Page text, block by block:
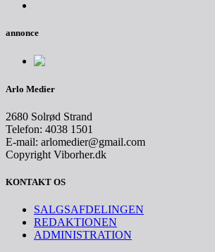
annonce
Arlo Medier
2680 Solrød Strand
Telefon: 4038 1501
E-mail: arlomedier@gmail.com
Copyright Viborher.dk
KONTAKT OS
SALGSAFDELINGEN
REDAKTIONEN
ADMINISTRATION